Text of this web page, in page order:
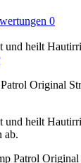
0
und heilt
Original
und heilt
ab.
Patrol Original